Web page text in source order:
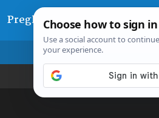
Pregled dana